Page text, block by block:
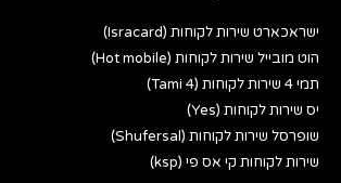
ישראכארט שירות לקוחות (Isracard)
הוט מובייל שירות לקוחות (Hot mobile)
תמי 4 שירות לקוחות (Tami 4)
יס שירות לקוחות (Yes)
שופרסל שירות לקוחות (Shufersal)
שירות לקוחות קי אס פי (ksp)